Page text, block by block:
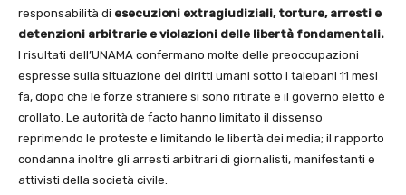
responsabilità di esecuzioni extragiudiziali, torture, arresti e
detenzioni arbitrarie e violazioni delle libertà fondamentali.
I risultati dell’UNAMA confermano molte delle preoccupazioni
espresse sulla situazione dei diritti umani sotto i talebani 11 mesi
fa, dopo che le forze straniere si sono ritirate e il governo eletto è
crollato. Le autorità de facto hanno limitato il dissenso
reprimendo le proteste e limitando le libertà dei media; il rapporto
condanna inoltre gli arresti arbitrari di giornalisti, manifestanti e
attivisti della società civile.